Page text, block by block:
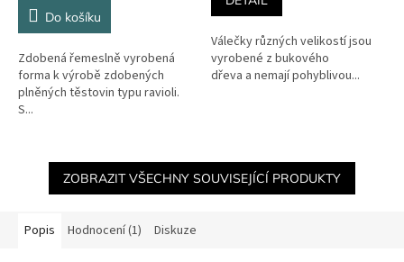
Do košíku
Zdobená řemeslně vyrobená
forma k výrobě zdobených
plněných těstovin typu ravioli.
S...
5
hvězdiček.
Válečky různých velikostí jsou
vyrobené z bukového
dřeva a nemají pohyblivou...
ZOBRAZIT VŠECHNY SOUVISEJÍCÍ PRODUKTY
Popis Hodnocení (1) Diskuze